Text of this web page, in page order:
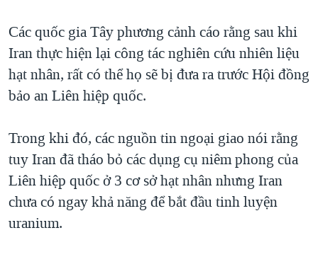
Các quốc gia Tây phương cảnh cáo rằng sau khi
Iran thực hiện lại công tác nghiên cứu nhiên liệu
hạt nhân, rất có thể họ sẽ bị đưa ra trước Hội đồng
bảo an Liên hiệp quốc.
Trong khi đó, các nguồn tin ngoại giao nói rằng
tuy Iran đã tháo bỏ các dụng cụ niêm phong của
Liên hiệp quốc ở 3 cơ sở hạt nhân nhưng Iran
chưa có ngay khả năng để bắt đầu tinh luyện
uranium.